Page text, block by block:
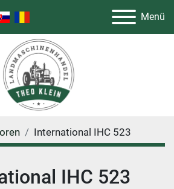
Menü
International IHC 523
IHC 523